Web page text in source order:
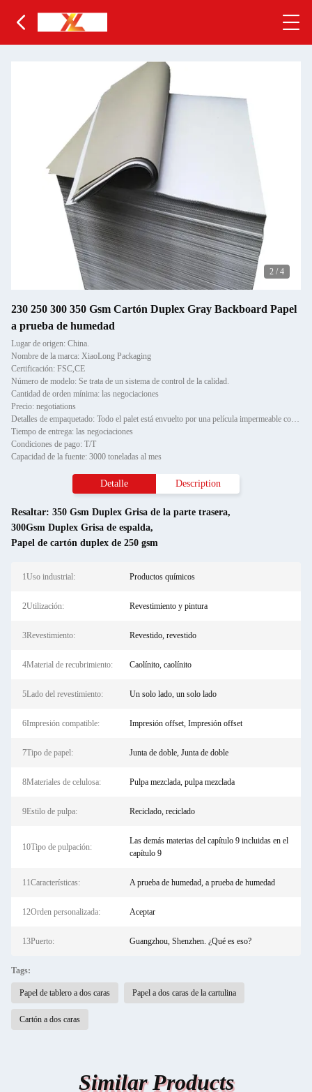
2 / 4
230 250 300 350 Gsm Cartón Duplex Gray Backboard Papel
a prueba de humedad
Lugar de origen: China.
Nombre de la marca: XiaoLong Packaging
Certificación: FSC,CE
Número de modelo: Se trata de un sistema de control de la calidad.
Cantidad de orden mínima: las negociaciones
Precio: negotiations
Detalles de empaquetado: Todo el palet está envuelto por una película impermeable con protector de esquina de papel y fijado
Tiempo de entrega: las negociaciones
Condiciones de pago: T/T
Capacidad de la fuente: 3000 toneladas al mes
Detalle Description
Resaltar: 350 Gsm Duplex Grisa de la parte trasera,
300Gsm Duplex Grisa de espalda,
Papel de cartón duplex de 250 gsm
1Uso industrial: Productos químicos
2Utilización: Revestimiento y pintura
3Revestimiento: Revestido, revestido
4Material de recubrimiento: Caolínito, caolínito
5Lado del revestimiento: Un solo lado, un solo lado
6Impresión compatible: Impresión offset, Impresión offset
7Tipo de papel: Junta de doble, Junta de doble
8Materiales de celulosa: Pulpa mezclada, pulpa mezclada
9Estilo de pulpa: Reciclado, reciclado
10Tipo de pulpación:
Las demás materias del capítulo 9 incluidas en el
capítulo 9
11Características: A prueba de humedad, a prueba de humedad
12Orden personalizada: Aceptar
13Puerto: Guangzhou, Shenzhen. ¿Qué es eso?
Tags:
Papel de tablero a dos caras Papel a dos caras de la cartulina
Cartón a dos caras
Similar Products